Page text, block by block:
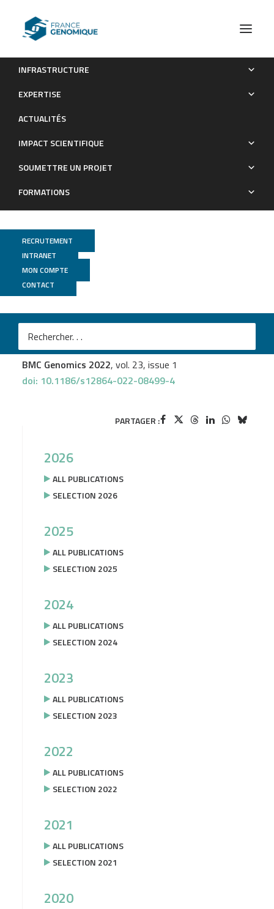
INFRASTRUCTURE
EXPERTISE
ACTUALITÉS
IMPACT SCIENTIFIQUE
SOUMETTRE UN PROJET
FORMATIONS
RECRUTEMENT
INTRANET
MON COMPTE
CONTACT
Oxford Nanopore and Bionano Genomics technologies
Publications
Genoscope
Aurélie Canaguieret al.
Oxford Nanopore and Bionano Genomics technologies
evaluation for plant structural variation detection
BMC Genomics 2022, vol. 23, issue 1
doi: 10.1186/s12864-022-08499-4
PARTAGER :
2026
ALL PUBLICATIONS
SELECTION 2026
2025
ALL PUBLICATIONS
SELECTION 2025
2024
ALL PUBLICATIONS
SELECTION 2024
2023
ALL PUBLICATIONS
SELECTION 2023
2022
ALL PUBLICATIONS
SELECTION 2022
2021
ALL PUBLICATIONS
SELECTION 2021
2020